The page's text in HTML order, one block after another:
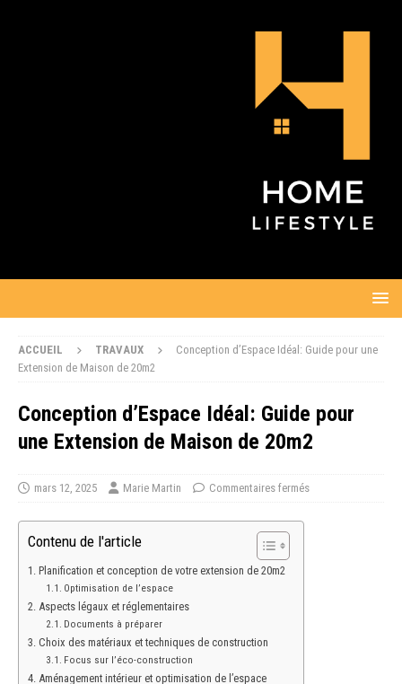
ACCUEIL TRAVAUX
Conception d’Espace Idéal: Guide pour une
Extension de Maison de 20m2
Conception d’Espace Idéal: Guide pour
une Extension de Maison de 20m2
mars 12, 2025 Marie Martin Commentaires fermés
Contenu de l'article
Planification et conception de votre extension de 20m2
Optimisation de l’espace
Aspects légaux et réglementaires
Documents à préparer
Choix des matériaux et techniques de construction
Focus sur l’éco-construction
Aménagement intérieur et optimisation de l’espace